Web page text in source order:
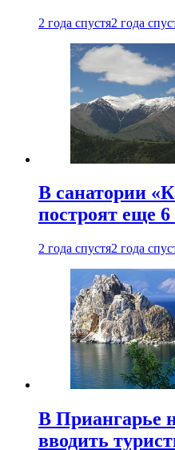
2 года спустя2 года
В санатории
построят еще 6
2 года спустя2 года
В Приангарье
вводить